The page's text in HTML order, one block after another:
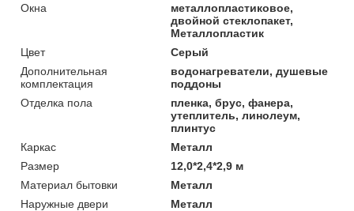
Окна
металлопластиковое,
двойной стеклопакет,
Металлопластик
Цвет
Серый
Дополнительная
комплектация
водонагреватели, душевые
поддоны
Отделка пола
пленка, брус, фанера,
утеплитель, линолеум,
плинтус
Каркас
Металл
Размер
12,0*2,4*2,9 м
Материал бытовки
Металл
Наружные двери
Металл